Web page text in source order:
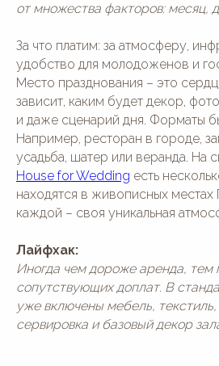
от множества факторов: месяц,
За что платим: за атмосферу,
удобство для молодоженов и
Место празднования – это
зависит, каким будет декор,
и даже сценарий дня. Форматы
Например, ресторан в городе,
усадьба, шатер или веранда. На
House for Wedding есть
находятся в живописных
каждой – своя уникальная
Лайфхак:
Иногда чем дороже аренда, тем
сопутствующих доплат. В
уже включены мебель,
сервировка и базовый декор